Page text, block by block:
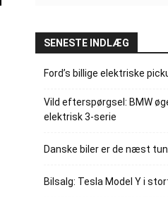
SENESTE INDLÆG
Ford’s billige elektriske
Vild efterspørgsel: BMW
elektrisk 3-serie
Danske biler er de næst
Bilsalg: Tesla Model Y i